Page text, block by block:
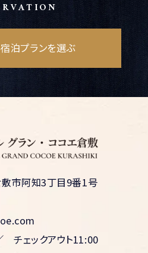
泊プランを選ぶ
市阿知3丁目9番1号
チェックアウト11:00